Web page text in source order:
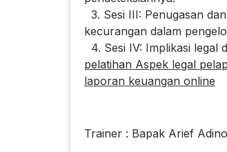
3. Sesi III: Penugasan
kecurangan dalam
4. Sesi IV: Implikasi legal
pelatihan Aspek legal
laporan keuangan online
Trainer : Bapak Arief